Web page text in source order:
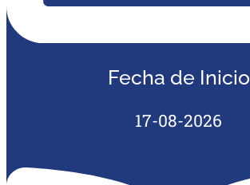
Fecha de Inicio
17-08-2026